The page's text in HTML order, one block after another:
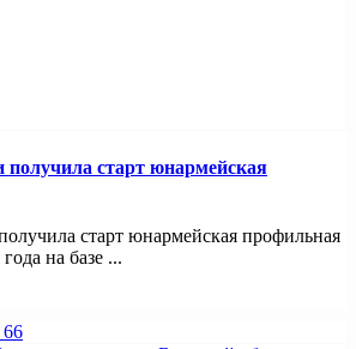
получила старт юнармейская
старт юнармейская профильная
на базе ...
66